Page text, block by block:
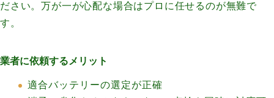
ださい。万が一が心配な場合はプロに任せるのが無難で
す。
業者に依頼するメリット
適合バッテリーの選定が正確